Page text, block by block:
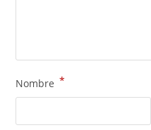
Nombre *